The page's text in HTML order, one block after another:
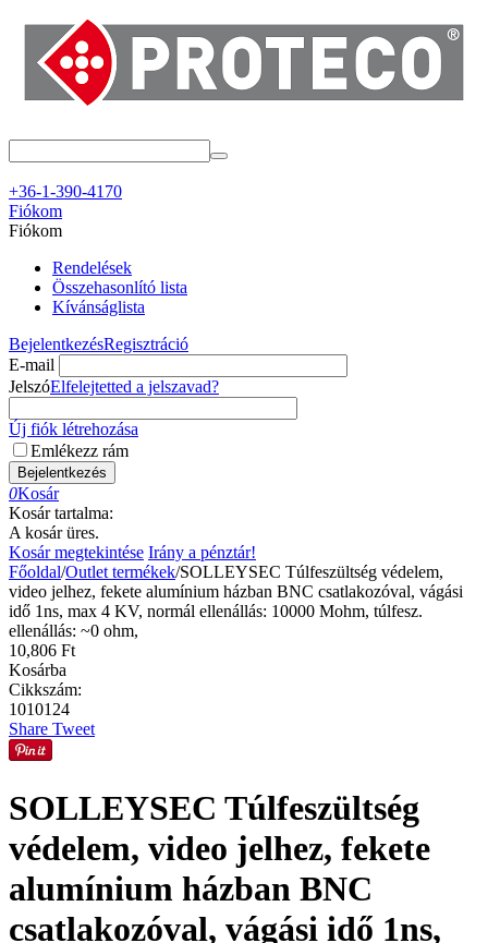
+36-1-390-4170
Fiókom
Fiókom
Rendelések
Összehasonlító lista
Kívánságlista
BejelentkezésRegisztráció
E-mail
JelszóElfelejtetted a jelszavad?
Új fiók létrehozása
Emlékezz rám
Bejelentkezés
0Kosár
Kosár tartalma:
A kosár üres.
Kosár megtekintése Irány a pénztár!
Főoldal/Outlet termékek/SOLLEYSEC Túlfeszültség védelem,
video jelhez, fekete alumínium házban BNC csatlakozóval, vágási
idő 1ns, max 4 KV, normál ellenállás: 10000 Mohm, túlfesz.
ellenállás: ~0 ohm,
10,806 Ft
Kosárba
Cikkszám:
1010124
Share Tweet
SOLLEYSEC Túlfeszültség
védelem, video jelhez, fekete
alumínium házban BNC
csatlakozóval, vágási idő 1ns,